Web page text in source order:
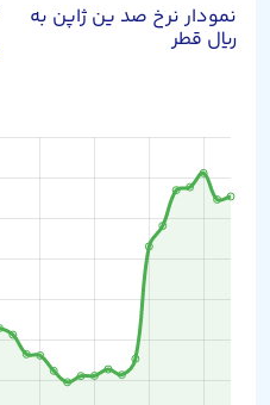
نمودار نرخ صد ین ژاپن به
ریال قطر